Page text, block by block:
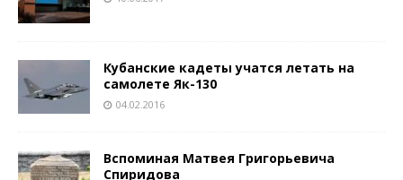
Кубанские кадеты учатся летать на
самолете Як-130
04.02.2016
Вспоминая Матвея Григорьевича
Спиридова